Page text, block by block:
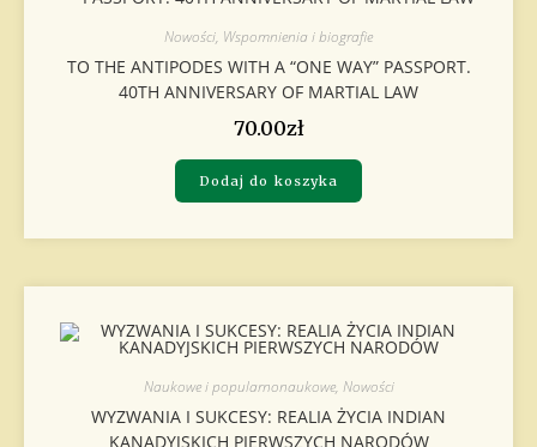
Nowości, Wspomnienia i biografie
TO THE ANTIPODES WITH A “ONE WAY” PASSPORT.
40TH ANNIVERSARY OF MARTIAL LAW
70.00zł
Dodaj do koszyka
Naukowe i popularnonaukowe, Nowości
WYZWANIA I SUKCESY: REALIA ŻYCIA INDIAN
KANADYJSKICH PIERWSZYCH NARODÓW